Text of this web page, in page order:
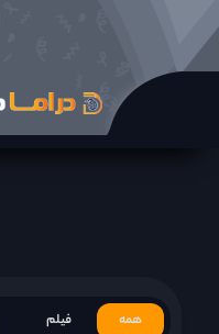
همه فیلم